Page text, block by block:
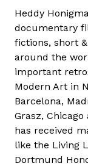
Heddy
documentary
fictions, short
around the
important
Modern Art in
Barcelona,
Grasz,
has received
like the Living
Dortmund